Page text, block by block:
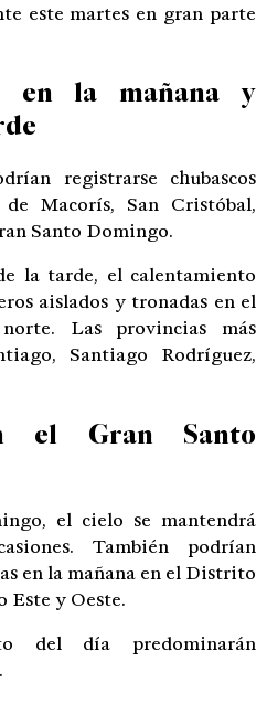
este martes en gran parte
en la mañana y
registrarse chubascos
Macorís, San Cristóbal,
Santo Domingo.
la tarde, el calentamiento
aislados y tronadas en el
Las provincias más
Santiago Rodríguez,
el Gran Santo
el cielo se mantendrá
También podrían
en la mañana en el Distrito
Este y Oeste.
del día predominarán